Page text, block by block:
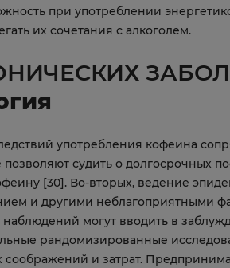
при употреблении
их сочетания с алкоголем.
употребления кофеина
судить о долгосрочных
[30]. Во-вторых, ведение
и другими неблагоприятными
наблюдений могут вводить в
рандомизированные
соображений и затрат.